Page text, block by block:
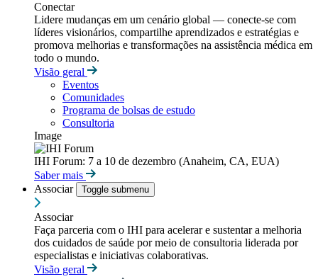
Conectar
Lidere mudanças em um cenário global — conecte-se com
líderes visionários, compartilhe aprendizados e estratégias e
promova melhorias e transformações na assistência médica em
todo o mundo.
Visão geral
Eventos
Comunidades
Programa de bolsas de estudo
Consultoria
Image
IHI Forum: 7 a 10 de dezembro (Anaheim, CA, EUA)
Saber mais
Associar
Toggle submenu
Associar
Faça parceria com o IHI para acelerar e sustentar a melhoria
dos cuidados de saúde por meio de consultoria liderada por
especialistas e iniciativas colaborativas.
Visão geral